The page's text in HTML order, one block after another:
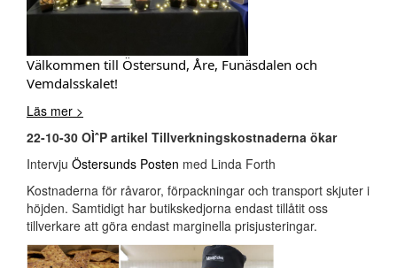
Välkommen till Östersund, Åre, Funäsdalen och
Vemdalsskalet!
Läs mer >
22-10-30 OÌˆP artikel Tillverkningskostnaderna ökar
Intervju Östersunds Posten med Linda Forth
Kostnaderna för råvaror, förpackningar och transport skjuter i
höjden. Samtidigt har butikskedjorna endast tillåtit oss
tillverkare att göra endast marginella prisjusteringar.